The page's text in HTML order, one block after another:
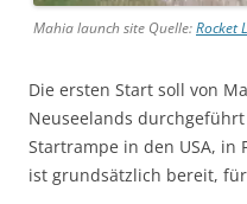
Mahia launch site Quelle:Rocket
Die ersten Start soll von
Neuseelands
Startrampe in den USA, in
ist grundsätzlich bereit,